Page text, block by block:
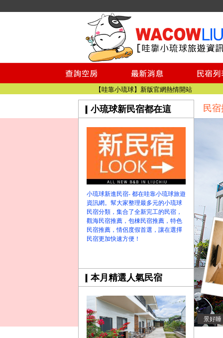
小琉球民宿空房
小琉球民宿
小琉球民宿推薦
【小琉球民宿特約】東港停車場!!看這邊
小琉球民宿 最完整的旅遊資訊都在這
【哇靠小琉球】新版官網熱情開站
【哇靠小琉球粉絲團】即時動態!!
小琉球民宿空房
小琉球民宿
小琉球民宿推薦
【小琉球民宿特約】東港停車場!!看這邊
小琉球民宿 最完整的旅遊資訊都在這
【哇靠小琉球】新版官網熱情開站
【哇靠小琉球粉絲團】即時動態!!
小琉球新民宿都在這
小琉球新進民宿- 都在哇靠小琉球旅遊
資訊網。幫大家整理最多元的小琉球
民宿分類，集合了全新完工的民宿，
觀海民宿推薦，包棟民宿推薦，特色
民宿推薦，情侶度假首選，讓在選擇
民宿更加快速方便！
本月精選人氣民宿
景好睡
民